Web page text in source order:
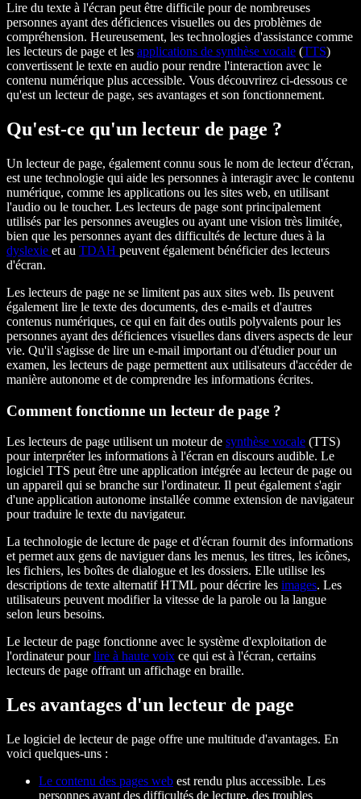
Lire du texte à l'écran peut être difficile pour de nombreuses
personnes ayant des déficiences visuelles ou des problèmes de
compréhension. Heureusement, les technologies d'assistance comme
les lecteurs de page et les applications de synthèse vocale (TTS)
convertissent le texte en audio pour rendre l'interaction avec le
contenu numérique plus accessible. Vous découvrirez ci-dessous ce
qu'est un lecteur de page, ses avantages et son fonctionnement.
Qu'est-ce qu'un lecteur de page ?
Un lecteur de page, également connu sous le nom de lecteur d'écran,
est une technologie qui aide les personnes à interagir avec le contenu
numérique, comme les applications ou les sites web, en utilisant
l'audio ou le toucher. Les lecteurs de page sont principalement
utilisés par les personnes aveugles ou ayant une vision très limitée,
bien que les personnes ayant des difficultés de lecture dues à la
dyslexie et au TDAH peuvent également bénéficier des lecteurs
d'écran.
Les lecteurs de page ne se limitent pas aux sites web. Ils peuvent
également lire le texte des documents, des e-mails et d'autres
contenus numériques, ce qui en fait des outils polyvalents pour les
personnes ayant des déficiences visuelles dans divers aspects de leur
vie. Qu'il s'agisse de lire un e-mail important ou d'étudier pour un
examen, les lecteurs de page permettent aux utilisateurs d'accéder de
manière autonome et de comprendre les informations écrites.
Comment fonctionne un lecteur de page ?
Les lecteurs de page utilisent un moteur de synthèse vocale (TTS)
pour interpréter les informations à l'écran en discours audible. Le
logiciel TTS peut être une application intégrée au lecteur de page ou
un appareil qui se branche sur l'ordinateur. Il peut également s'agir
d'une application autonome installée comme extension de navigateur
pour traduire le texte du navigateur.
La technologie de lecture de page et d'écran fournit des informations
et permet aux gens de naviguer dans les menus, les titres, les icônes,
les fichiers, les boîtes de dialogue et les dossiers. Elle utilise les
descriptions de texte alternatif HTML pour décrire les images. Les
utilisateurs peuvent modifier la vitesse de la parole ou la langue
selon leurs besoins.
Le lecteur de page fonctionne avec le système d'exploitation de
l'ordinateur pourlire à haute voix ce qui est à l'écran, certains
lecteurs de page offrant un affichage en braille.
Les avantages d'un lecteur de page
Le logiciel de lecteur de page offre une multitude d'avantages. En
voici quelques-uns :
Le contenu des pages web est rendu plus accessible. Les
personnes ayant des difficultés de lecture, des troubles